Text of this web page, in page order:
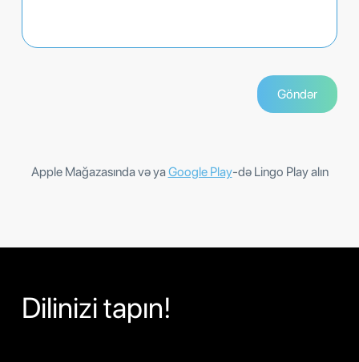
Apple Mağazasında və yaGoogle Play-də Lingo Play alın
Dilinizi tapın!